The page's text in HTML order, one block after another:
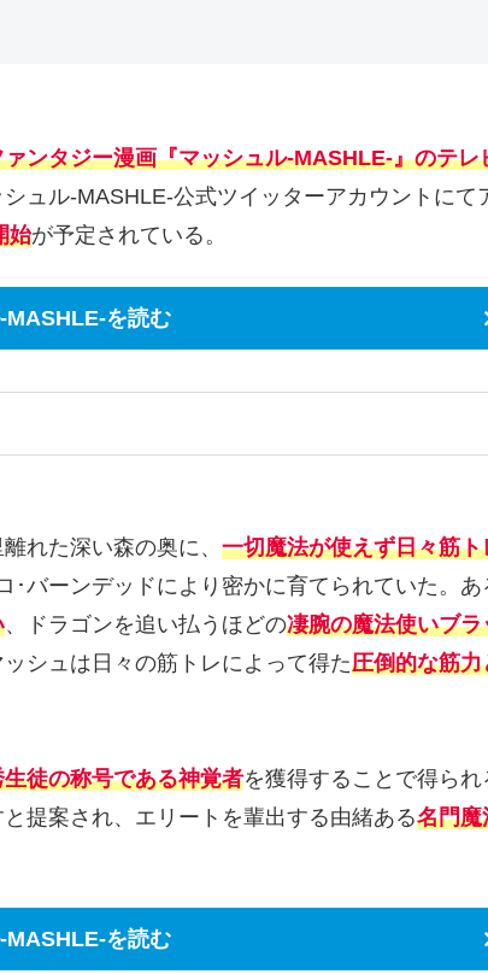
ンタジー漫画『マッシュル-MASHLE-』のテレ
ュル-MASHLE-公式ツイッターアカウントにて
始が予定されている。
MASHLE-を読む
れた深い森の奥に、 一切魔法が使えず日々筋ト
･バーンデッドにより密かに育てられていた。あ
、ドラゴンを追い払うほどの凄腕の魔法使いブラ
シュは日々の筋トレによって得た圧倒的な筋力
徒の称号である神覚者を獲得することで得られ
提案され、エリートを輩出する由緒ある名門魔
MASHLE-を読む